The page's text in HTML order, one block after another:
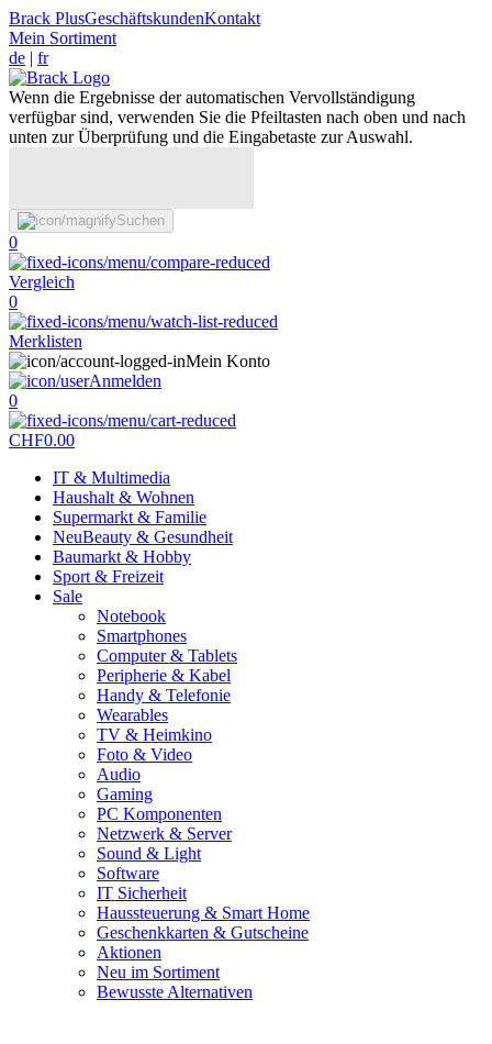
Brack PlusGeschäftskundenKontakt
Mein Sortiment
de | fr
Wenn die Ergebnisse der automatischen Vervollständigung
verfügbar sind, verwenden Sie die Pfeiltasten nach oben und nach
unten zur Überprüfung und die Eingabetaste zur Auswahl.
Suchen
0
Vergleich
0
Merklisten
Mein Konto
Anmelden
0
CHF0.00
IT & Multimedia
Haushalt & Wohnen
Supermarkt & Familie
NeuBeauty & Gesundheit
Baumarkt & Hobby
Sport & Freizeit
Sale
Notebook
Smartphones
Computer & Tablets
Peripherie & Kabel
Handy & Telefonie
Wearables
TV & Heimkino
Foto & Video
Audio
Gaming
PC Komponenten
Netzwerk & Server
Sound & Light
Software
IT Sicherheit
Haussteuerung & Smart Home
Geschenkkarten & Gutscheine
Aktionen
Neu im Sortiment
Bewusste Alternativen